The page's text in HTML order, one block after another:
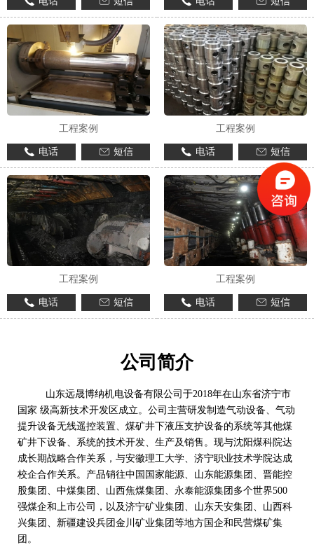
工程案例
电话 短信
工程案例
电话 短信
工程案例
电话 短信
工程案例
电话 短信
公司简介
山东远晟博纳机电设备有限公司于2018年在山东省济宁市
国家 级高新技术开发区成立。公司主营研发制造气动设备、气动
提升设备无线遥控装置、煤矿井下液压支护设备的系统等其他煤
矿井下设备、系统的技术开发、生产及销售。现与沈阳煤科院达
成长期战略合作关系，与安徽理工大学、济宁职业技术学院达成
校企合作关系。产品销往中国国家能源、山东能源集团、晋能控
股集团、中煤集团、山西焦煤集团、永泰能源集团多个世界500
强煤企和上市公司，以及济宁矿业集团、山东天安集团、山西科
兴集团、新疆建设兵团金川矿业集团等地方国企和民营煤矿集
团。